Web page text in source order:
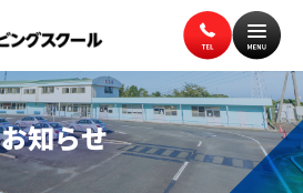
入校案内
お知らせ